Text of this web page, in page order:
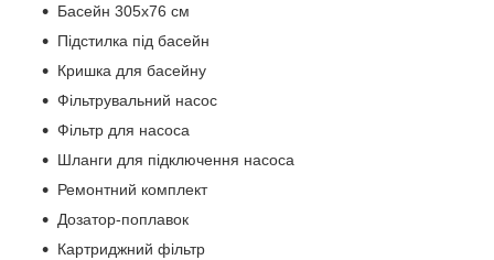
Басейн 305х76 см
Підстилка під басейн
Кришка для басейну
Фільтрувальний насос
Фільтр для насоса
Шланги для підключення насоса
Ремонтний комплект
Дозатор-поплавок
Картриджний фільтр